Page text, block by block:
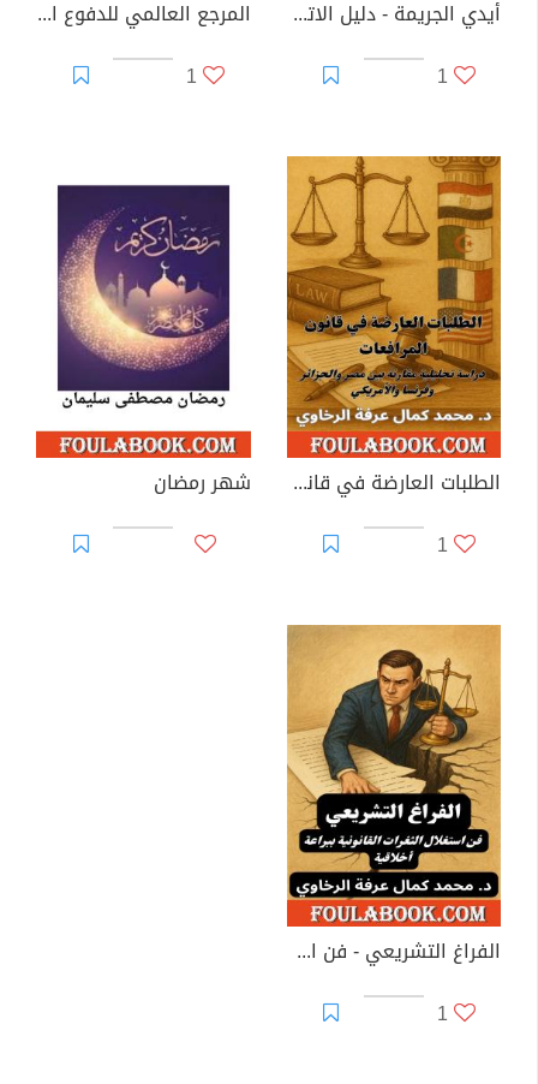
أيدي الجريمة - دليل الاتهام في جرائم الاعتداء والشروع والاشتراك الجنائي
1
المرجع العالمي للدفوع القانونية في الملكية العقارية
1
الطلبات العارضة في قانون المرافعات
1
شهر رمضان
الفراغ التشريعي - فن استغلال الثغرات القانونية ببراعة أخلاقية
1